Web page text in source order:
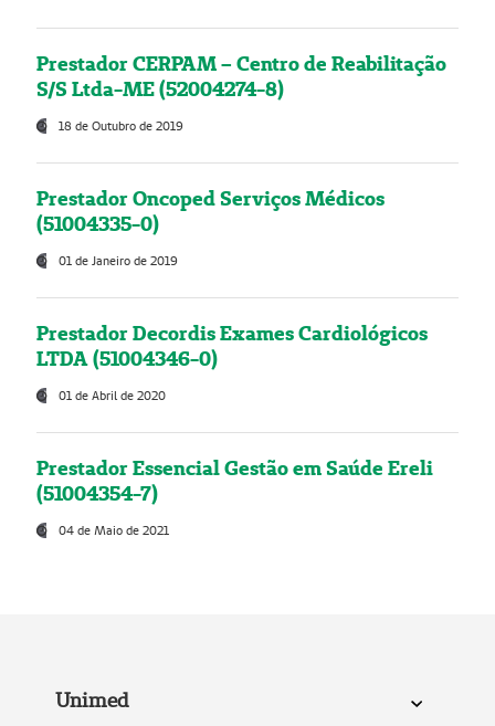
Prestador CERPAM – Centro de Reabilitação
S/S Ltda-ME (52004274-8)
18 de Outubro de 2019
Prestador Oncoped Serviços Médicos
(51004335-0)
01 de Janeiro de 2019
Prestador Decordis Exames Cardiológicos
LTDA (51004346-0)
01 de Abril de 2020
Prestador Essencial Gestão em Saúde Ereli
(51004354-7)
04 de Maio de 2021
Unimed